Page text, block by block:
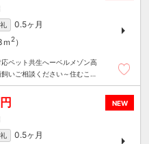
礼
0.5ヶ月
2）
ペット共生へーベルメゾン高
いご相談ください～住むこと
NEW
礼
0.5ヶ月